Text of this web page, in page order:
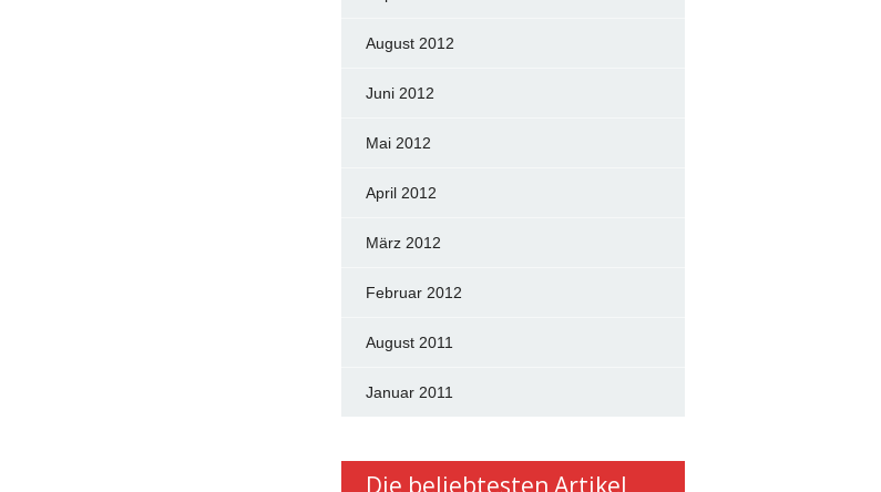
August 2012
Juni 2012
Mai 2012
April 2012
März 2012
Februar 2012
August 2011
Januar 2011
Die beliebtesten Artikel